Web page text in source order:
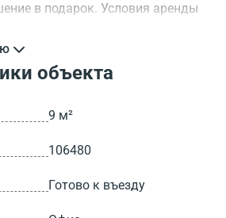
в подарок. Условия аренды
объекта
9 м²
106480
Готово к въезду